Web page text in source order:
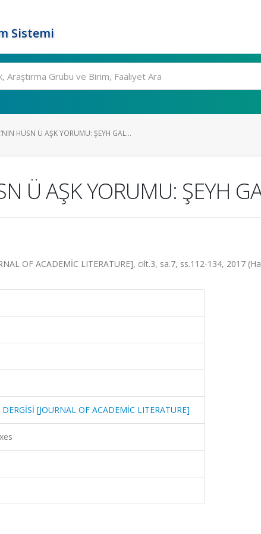
Sistemi
HÜSN Ü AŞK YORUMU: ŞEYH GAL...
Ü AŞK YORUMU: ŞEYH
OF ACADEMİC LITERATURE], cilt.3, sa.7, ss.112-134, 2017
[JOURNAL OF ACADEMİC LITERATURE]